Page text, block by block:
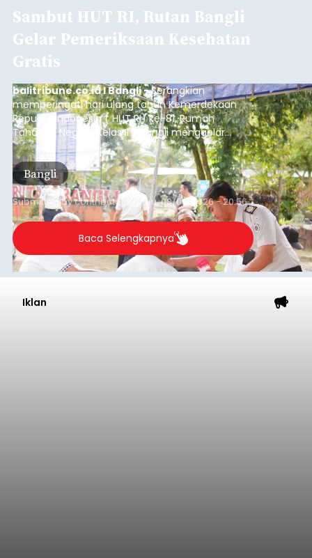
Sambut HUT RI, Rutan Bangli
Gelar Pemeriksaan Kesehatan
Gratis
balitribune.co.id I Bangli -Serangkian
memperingati hari ulang tahun Kemerdekaan
Republik Indonesia ( HUT RI) ke-81, Rumah
Tahanan Negara Kelas II B Bangli menggelar
kegiatan pemeriksaan kesehatan gratis, Rabu
(6/8/2026).
Bangli
Submitted bycontributor Thu, 08/06/2026 - 20:56
Baca Selengkapnya
Iklan